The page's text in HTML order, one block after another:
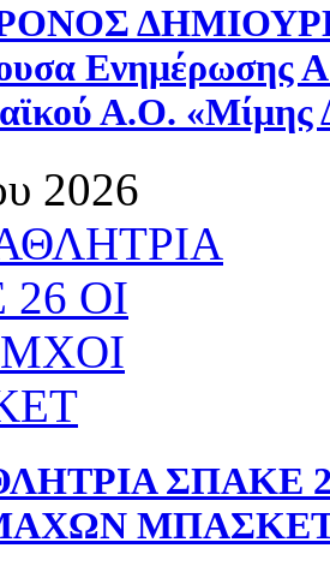
Ενημέρωσης
Α.Ο. «Μίμης
2026
ΣΠΑΚΕ